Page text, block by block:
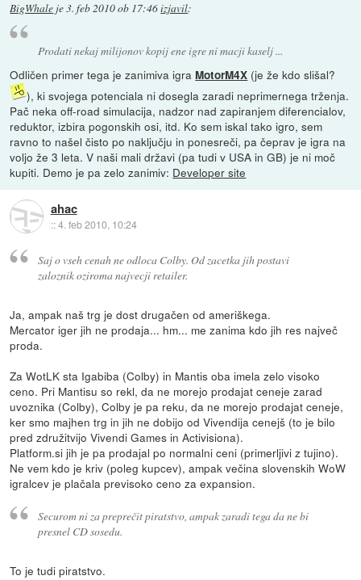
BigWhale je3. feb 2010 ob 17:46izjavil:
Prodati nekaj milijonov kopij ene igre ni macji kaselj ...
Odličen primer tega je zanimiva igra MotorM4X (je že kdo slišal?
), ki svojega potenciala ni dosegla zaradi neprimernega trženja.
Pač neka off-road simulacija, nadzor nad zapiranjem diferencialov,
reduktor, izbira pogonskih osi, itd. Ko sem iskal tako igro, sem
ravno to našel čisto po naključju in ponesreči, pa čeprav je igra na
voljo že 3 leta. V naši mali državi (pa tudi v USA in GB) je ni moč
kupiti. Demo je pa zelo zanimiv: Developer site
ahac
::4. feb 2010, 10:24
Saj o vseh cenah ne odloca Colby. Od zacetka jih postavi
zaloznik oziroma najvecji retailer.
Ja, ampak naš trg je dost drugačen od ameriškega.
Mercator iger jih ne prodaja... hm... me zanima kdo jih res največ
proda.
Za WotLK sta Igabiba (Colby) in Mantis oba imela zelo visoko
ceno. Pri Mantisu so rekl, da ne morejo prodajat ceneje zarad
uvoznika (Colby), Colby je pa reku, da ne morejo prodajat ceneje,
ker smo majhen trg in jih ne dobijo od Vivendija cenejš (to je bilo
pred združitvijo Vivendi Games in Activisiona).
Platform.si jih je pa prodajal po normalni ceni (primerljivi z tujino).
Ne vem kdo je kriv (poleg kupcev), ampak večina slovenskih WoW
igralcev je plačala previsoko ceno za expansion.
Securom ni za preprečit piratstvo, ampak zaradi tega da ne bi
presnel CD sosedu.
To je tudi piratstvo.